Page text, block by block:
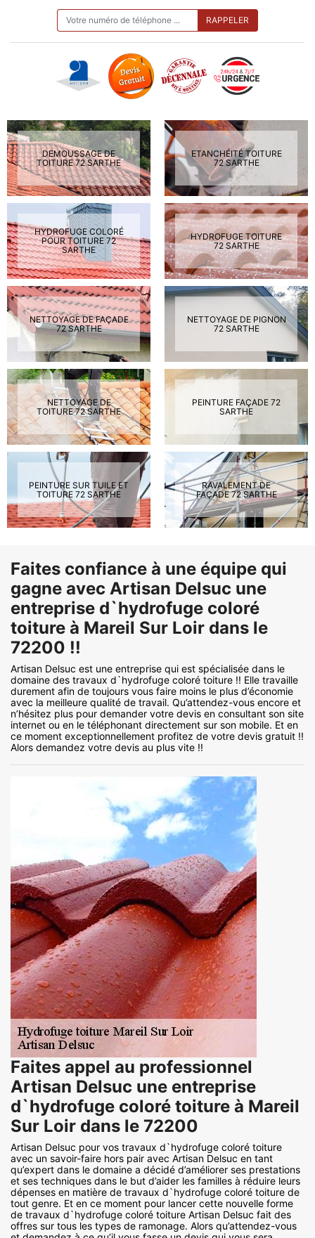
DEMOUSSAGE DE
TOITURE 72 SARTHE
ETANCHÉITÉ TOITURE
72 SARTHE
HYDROFUGE COLORÉ
POUR TOITURE 72
SARTHE
HYDROFUGE TOITURE
72 SARTHE
NETTOYAGE DE FAÇADE
72 SARTHE
NETTOYAGE DE PIGNON
72 SARTHE
NETTOYAGE DE
TOITURE 72 SARTHE
PEINTURE FAÇADE 72
SARTHE
PEINTURE SUR TUILE ET
TOITURE 72 SARTHE
RAVALEMENT DE
FAÇADE 72 SARTHE
Faites confiance à une équipe qui
gagne avec Artisan Delsuc une
entreprise d`hydrofuge coloré
toiture à Mareil Sur Loir dans le
72200 !!
Artisan Delsuc est une entreprise qui est spécialisée dans le
domaine des travaux d`hydrofuge coloré toiture !! Elle travaille
durement afin de toujours vous faire moins le plus d’économie
avec la meilleure qualité de travail. Qu’attendez-vous encore et
n’hésitez plus pour demander votre devis en consultant son site
internet ou en le téléphonant directement sur son mobile. Et en
ce moment exceptionnellement profitez de votre devis gratuit !!
Alors demandez votre devis au plus vite !!
Faites appel au professionnel
Artisan Delsuc une entreprise
d`hydrofuge coloré toiture à Mareil
Sur Loir dans le 72200
Artisan Delsuc pour vos travaux d`hydrofuge coloré toiture
avec un savoir-faire hors pair avec Artisan Delsuc en tant
qu’expert dans le domaine a décidé d’améliorer ses prestations
et ses techniques dans le but d’aider les familles à réduire leurs
dépenses en matière de travaux d`hydrofuge coloré toiture de
tout genre. Et en ce moment pour lancer cette nouvelle forme
de travaux d`hydrofuge coloré toiture Artisan Delsuc fait des
offres sur tous les types de ramonage. Alors qu’attendez-vous